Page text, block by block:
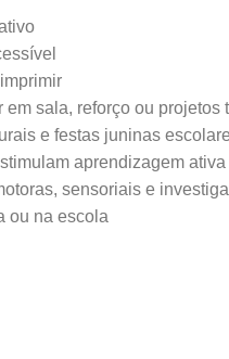
sala, reforço ou projetos
e festas juninas
aprendizagem ativa
sensoriais e
ou na escola